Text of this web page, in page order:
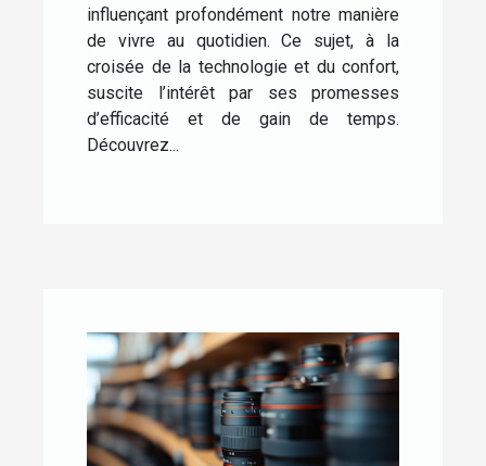
influençant profondément notre manière
de vivre au quotidien. Ce sujet, à la
croisée de la technologie et du confort,
suscite l’intérêt par ses promesses
d’efficacité et de gain de temps.
Découvrez...